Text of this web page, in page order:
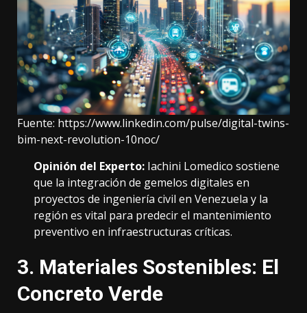
Fuente: https://www.linkedin.com/pulse/digital-twins-
bim-next-revolution-10noc/
Opinión del Experto: Iachini Lomedico sostiene
que la integración de gemelos digitales en
proyectos de ingeniería civil en Venezuela y la
región es vital para predecir el mantenimiento
preventivo en infraestructuras críticas.
3. Materiales Sostenibles: El
Concreto Verde